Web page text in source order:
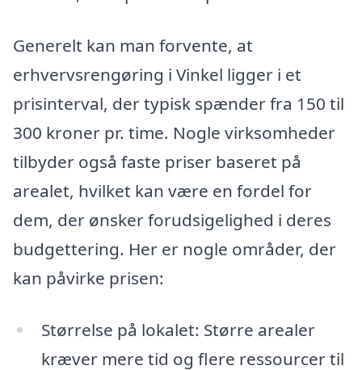
Generelt kan man forvente, at
erhvervsrengøring i Vinkel ligger i et
prisinterval, der typisk spænder fra 150 til
300 kroner pr. time. Nogle virksomheder
tilbyder også faste priser baseret på
arealet, hvilket kan være en fordel for
dem, der ønsker forudsigelighed i deres
budgettering. Her er nogle områder, der
kan påvirke prisen:
Størrelse på lokalet: Større arealer
kræver mere tid og flere ressourcer til